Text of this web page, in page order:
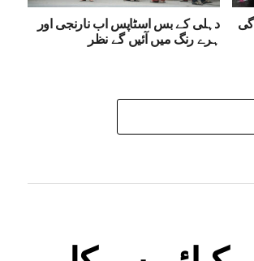
گی دہلی کے بس اسٹاپس اب نارنجی اور
ہرے رنگ میں آئیں گے نظر